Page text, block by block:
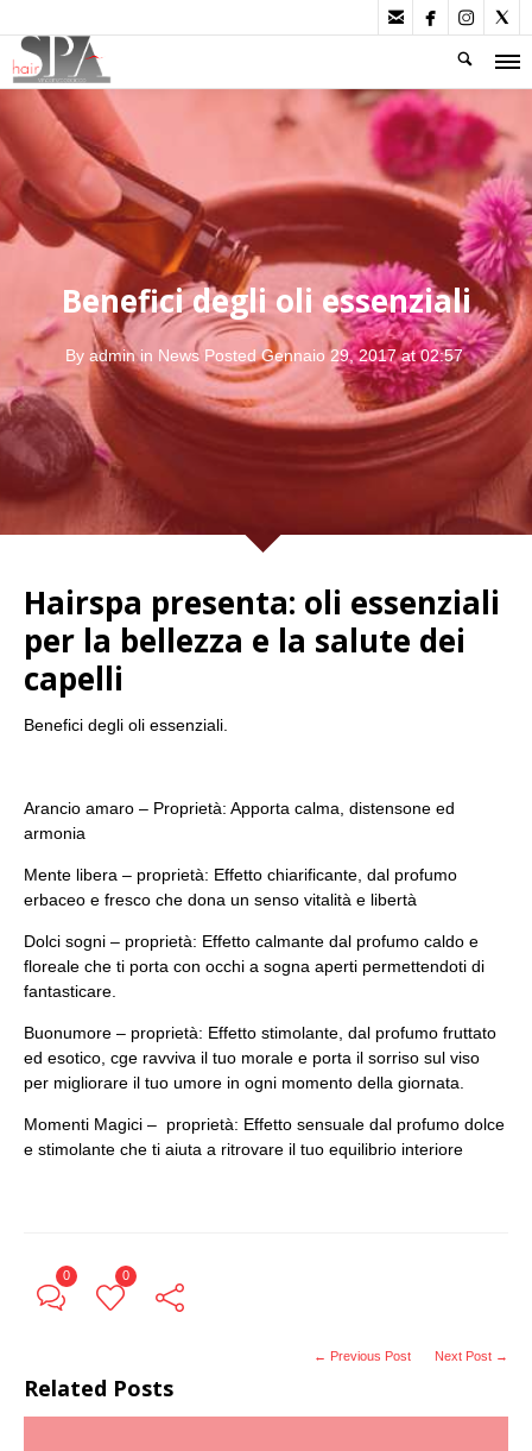
   
Benefici degli oli essenziali
By admin in News Posted Gennaio 29, 2017 at 02:57
Hairspa presenta: oli essenziali
per la bellezza e la salute dei
capelli
Benefici degli oli essenziali.
Arancio amaro – Proprietà: Apporta calma, distensone ed
armonia
Mente libera – proprietà: Effetto chiarificante, dal profumo
erbaceo e fresco che dona un senso vitalità e libertà
Dolci sogni – proprietà: Effetto calmante dal profumo caldo e
floreale che ti porta con occhi a sogna aperti permettendoti di
fantasticare.
Buonumore – proprietà: Effetto stimolante, dal profumo fruttato
ed esotico, cge ravviva il tuo morale e porta il sorriso sul viso
per migliorare il tuo umore in ogni momento della giornata.
Momenti Magici – proprietà: Effetto sensuale dal profumo dolce
e stimolante che ti aiuta a ritrovare il tuo equilibrio interiore
0 0
Related Posts
← Previous Post Next Post →